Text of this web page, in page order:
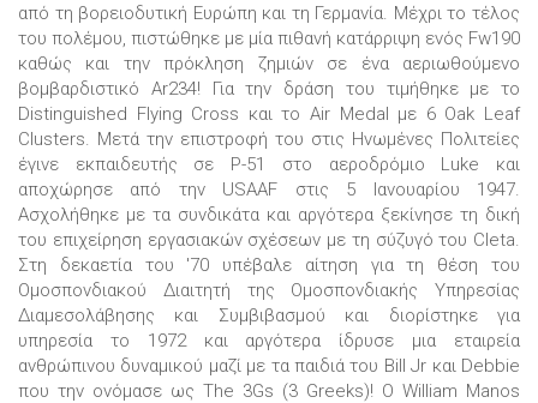
από τη βορειοδυτική Ευρώπη και τη Γερμανία. Μέχρι το τέλος
του πολέμου, πιστώθηκε με μία πιθανή κατάρριψη ενός Fw190
καθώς και την πρόκληση ζημιών σε ένα αεριωθούμενο
βομβαρδιστικό Ar234! Για την δράση του τιμήθηκε με το
Distinguished Flying Cross και το Air Medal με 6 Oak Leaf
Clusters. Μετά την επιστροφή του στις Ηνωμένες Πολιτείες
έγινε εκπαιδευτής σε P-51 στο αεροδρόμιο Luke και
αποχώρησε από την USAAF στις 5 Ιανουαρίου 1947.
Ασχολήθηκε με τα συνδικάτα και αργότερα ξεκίνησε τη δική
του επιχείρηση εργασιακών σχέσεων με τη σύζυγό του Cleta.
Στη δεκαετία του '70 υπέβαλε αίτηση για τη θέση του
Ομοσπονδιακού Διαιτητή της Ομοσπονδιακής Υπηρεσίας
Διαμεσολάβησης και Συμβιβασμού και διορίστηκε για
υπηρεσία το 1972 και αργότερα ίδρυσε μια εταιρεία
ανθρώπινου δυναμικού μαζί με τα παιδιά του Bill Jr και Debbie
που την ονόμασε ως The 3Gs (3 Greeks)! Ο William Manos